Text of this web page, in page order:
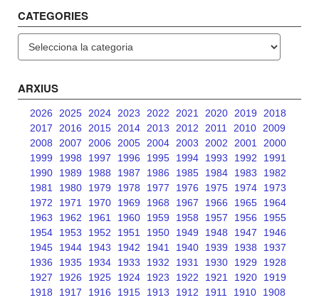
CATEGORIES
ARXIUS
2026 2025 2024 2023 2022 2021 2020 2019
2018
2017
2016 2015 2014 2013 2012 2011 2010
2009
2008
2007 2006 2005 2004 2003 2002 2001
2000
1999
1998 1997 1996 1995 1994 1993 1992
1991
1990
1989 1988 1987 1986 1985 1984 1983
1982
1981
1980 1979 1978 1977 1976 1975 1974
1973
1972
1971 1970 1969 1968 1967 1966 1965
1964
1963
1962 1961 1960 1959 1958 1957 1956
1955
1954
1953 1952 1951 1950 1949 1948 1947
1946
1945
1944 1943 1942 1941 1940 1939 1938
1937
1936
1935 1934 1933 1932 1931 1930 1929
1928
1927
1926 1925 1924 1923 1922 1921 1920
1919
1918
1917 1916 1915 1913 1912 1911 1910
1908